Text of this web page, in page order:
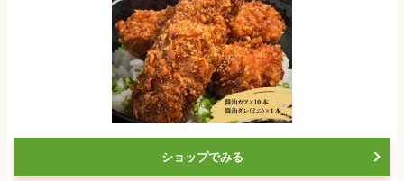
ショップでみる